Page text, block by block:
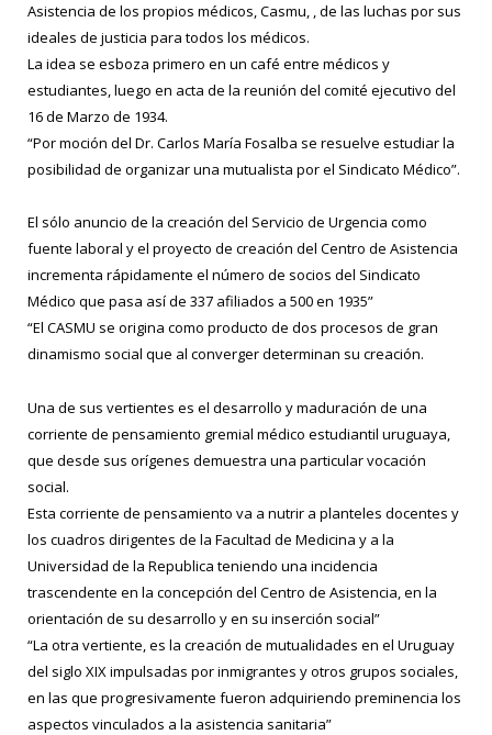
Asistencia de los propios médicos, Casmu, , de las luchas por sus
ideales de justicia para todos los médicos.
La idea se esboza primero en un café entre médicos y
estudiantes, luego en acta de la reunión del comité ejecutivo del
16 de Marzo de 1934.
“Por moción del Dr. Carlos María Fosalba se resuelve estudiar la
posibilidad de organizar una mutualista por el Sindicato Médico”.
El sólo anuncio de la creación del Servicio de Urgencia como
fuente laboral y el proyecto de creación del Centro de Asistencia
incrementa rápidamente el número de socios del Sindicato
Médico que pasa así de 337 afiliados a 500 en 1935”
“El CASMU se origina como producto de dos procesos de gran
dinamismo social que al converger determinan su creación.
Una de sus vertientes es el desarrollo y maduración de una
corriente de pensamiento gremial médico estudiantil uruguaya,
que desde sus orígenes demuestra una particular vocación
social.
Esta corriente de pensamiento va a nutrir a planteles docentes y
los cuadros dirigentes de la Facultad de Medicina y a la
Universidad de la Republica teniendo una incidencia
trascendente en la concepción del Centro de Asistencia, en la
orientación de su desarrollo y en su inserción social”
“La otra vertiente, es la creación de mutualidades en el Uruguay
del siglo XIX impulsadas por inmigrantes y otros grupos sociales,
en las que progresivamente fueron adquiriendo preminencia los
aspectos vinculados a la asistencia sanitaria”